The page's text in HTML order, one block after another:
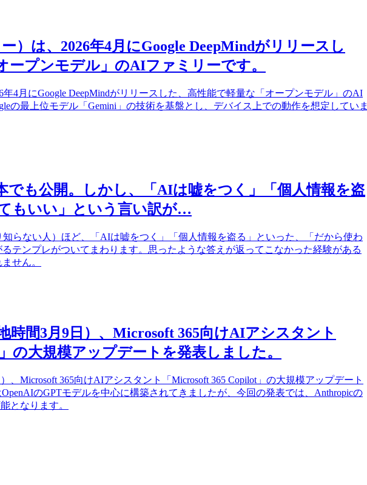
）は、2026年4月にGoogle DeepMindがリリースし
ープンモデル」のAIファミリーです。
年4月にGoogle DeepMindがリリースした、高性能で軽量な「オープンモデル」のAI
の最上位モデル「Gemini」の技術を基盤とし、デバイス上での動作を想定していま
でも公開。しかし、「AIは嘘をつく」「個人情報を盗
もいい」という言い訳が…
らない人）ほど、「AIは嘘をつく」「個人情報を盗る」といった、「だから使わ
テンプレがついてまわります。思ったような答えが返ってこなかった経験がある
せん。
時間3月9日）、Microsoft 365向けAIアシスタント
の大規模アップデートを発表しました。
、Microsoft 365向けAIアシスタント「Microsoft 365 Copilot」の大規模アップデート
のGPTモデルを中心に構築されてきましたが、今回の発表では、Anthropicの
となります。